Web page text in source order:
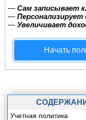
— Сам записывает
—
— Увеличивает
Начать
Учетная политика